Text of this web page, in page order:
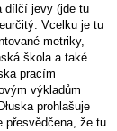
dílčí jevy (jde tu
Vcelku je tu
metriky,
škola a také
pracím
výkladům
Dłuska prohlašuje
přesvědčena, že tu